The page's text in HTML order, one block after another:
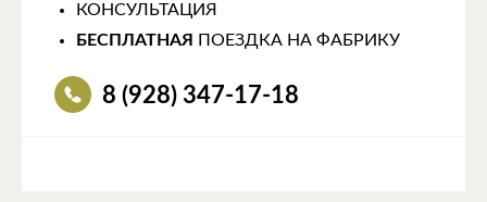
КОНСУЛЬТАЦИЯ
БЕСПЛАТНАЯ
ПОЕЗДКА НА ФАБРИКУ
8 (928) 347-17-18